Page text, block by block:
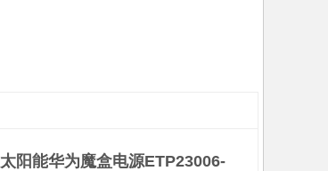
阳能华为魔盒电源ETP23006-